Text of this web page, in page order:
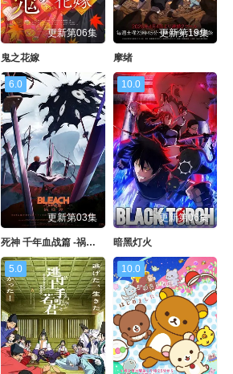
更新第06集
鬼之花嫁
更新第19集
摩绪
6.0
更新第03集
死神 千年血战篇 -祸进谭
10.0
更新第06集
暗黑灯火
5.0 10.0